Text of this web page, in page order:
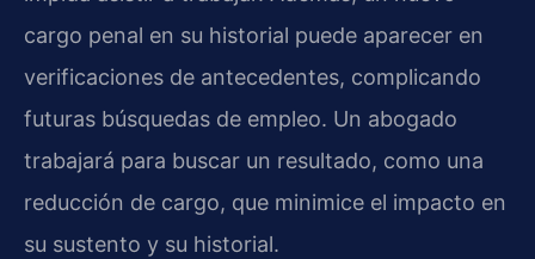
cargo penal en su historial puede aparecer en
verificaciones de antecedentes, complicando
futuras búsquedas de empleo. Un abogado
trabajará para buscar un resultado, como una
reducción de cargo, que minimice el impacto en
su sustento y su historial.